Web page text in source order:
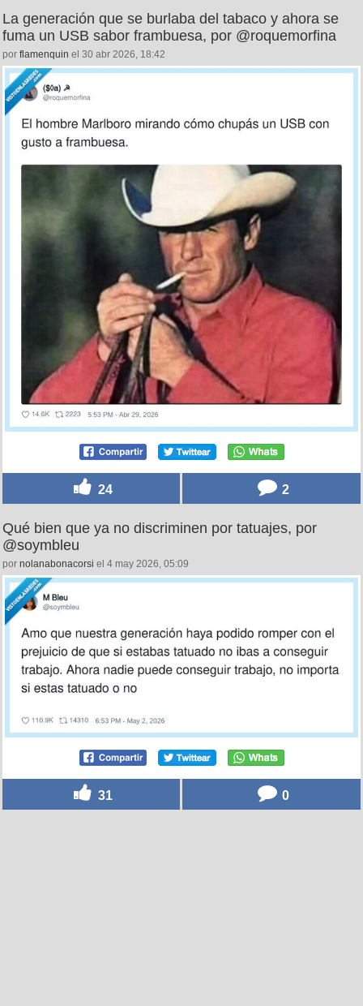
La generación que se burlaba del tabaco y ahora se
fuma un USB sabor frambuesa, por @roquemorfina
por flamenquin el 30 abr 2026, 18:42
24 2
Qué bien que ya no discriminen por tatuajes, por
@soymbleu
por nolanabonacorsi el 4 may 2026, 05:09
31 0